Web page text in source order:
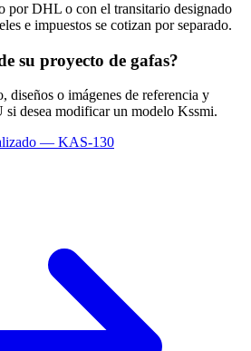
por DHL o con el transitario designado
e impuestos se cotizan por separado.
su proyecto de gafas?
diseños o imágenes de referencia y
desea modificar un modelo Kssmi.
— KAS-130